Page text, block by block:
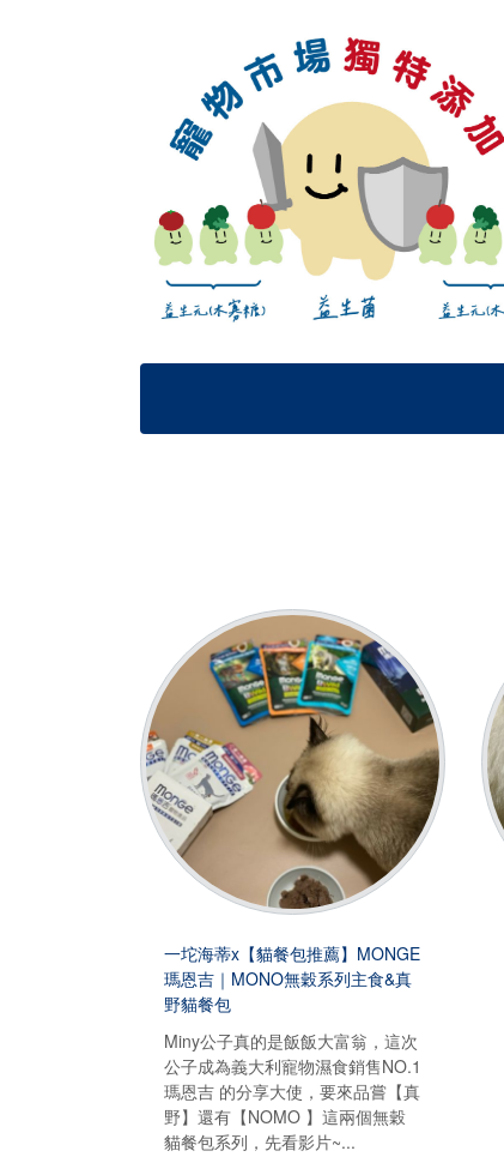
一坨海蒂x【貓餐包推薦】MONGE
瑪恩吉｜MONO無穀系列主食&真
野貓餐包
Miny公子真的是飯飯大富翁，這次
公子成為義大利寵物濕食銷售NO.1
瑪恩吉 的分享大使，要來品嘗【真
野】還有【NOMO 】這兩個無穀
貓餐包系列，先看影片~...